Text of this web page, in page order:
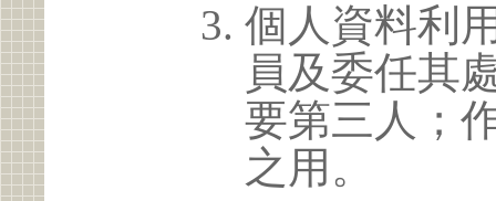
個人資料利
員及委任其
要第三人；
之用。